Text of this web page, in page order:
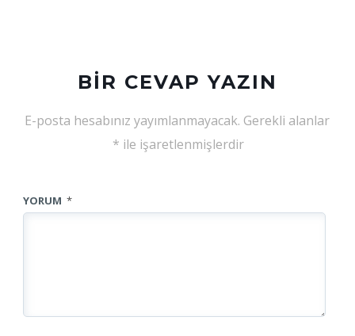
BIR CEVAP YAZIN
E-posta hesabınız yayımlanmayacak. Gerekli alanlar
* ile işaretlenmişlerdir
YORUM *